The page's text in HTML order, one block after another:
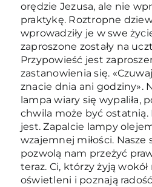
orędzie Jezusa, ale nie
praktykę. Roztropne
wprowadziły je w swe
zaproszone zostały na
Przypowieść jest
zastanowienia się.
znacie dnia ani godziny».
lampa wiary się wypaliła,
chwila może być
jest. Zapalcie lampy
wzajemnej miłości. Nasze
pozwolą nam przeżyć
teraz. Ci, którzy żyją
oświetleni i poznają